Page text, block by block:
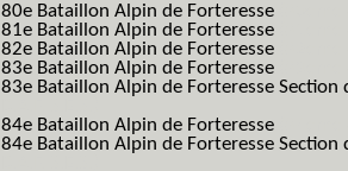
80e Bataillon Alpin de Forteresse
81e Bataillon Alpin de Forteresse
82e Bataillon Alpin de Forteresse
83e Bataillon Alpin de Forteresse
83e Bataillon Alpin de Forteresse
84e Bataillon Alpin de Forteresse
84e Bataillon Alpin de Forteresse